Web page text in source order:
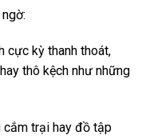
cực kỳ thanh thoát,
thô kệch như những
cắm trại hay đồ tập